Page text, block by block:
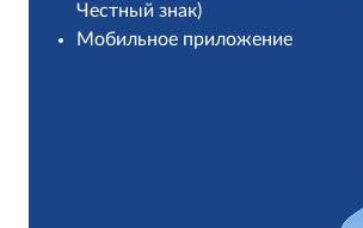
Честный знак)
Мобильное приложение